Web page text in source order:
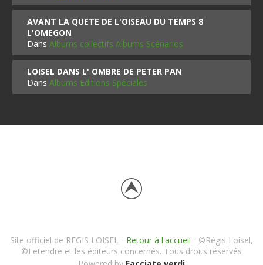
AVANT LA QUETE DE L'OISEAU DU TEMPS 8
L'OMEGON
DansAlbums collectifs Albums Scénarios
LOISEL DANS L' OMBRE DE PETER PAN
DansAlbums Editions Spéciales
Site officiel de REGIS LOISEL - Retour à l'accueil - ©Régis Loisel,
©Letendre et les éditeurs concernés. Tous droits réservés